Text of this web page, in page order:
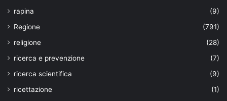
rapina
(9)
Regione
(791)
religione
(28)
ricerca e prevenzione
(7)
ricerca scientifica
(9)
ricettazione
(1)